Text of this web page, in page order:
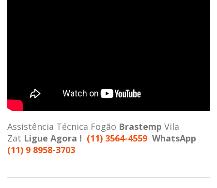
Assistência Técnica Fogão Brastemp Vila
Zat Ligue Agora ! (11) 3564-4559 WhatsApp
(11) 9 8958-3703